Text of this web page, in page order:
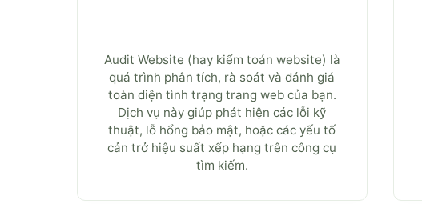
Audit Website (hay kiểm toán website) là
quá trình phân tích, rà soát và đánh giá
toàn diện tình trạng trang web của bạn.
Dịch vụ này giúp phát hiện các lỗi kỹ
thuật, lỗ hổng bảo mật, hoặc các yếu tố
cản trở hiệu suất xếp hạng trên công cụ
tìm kiếm.